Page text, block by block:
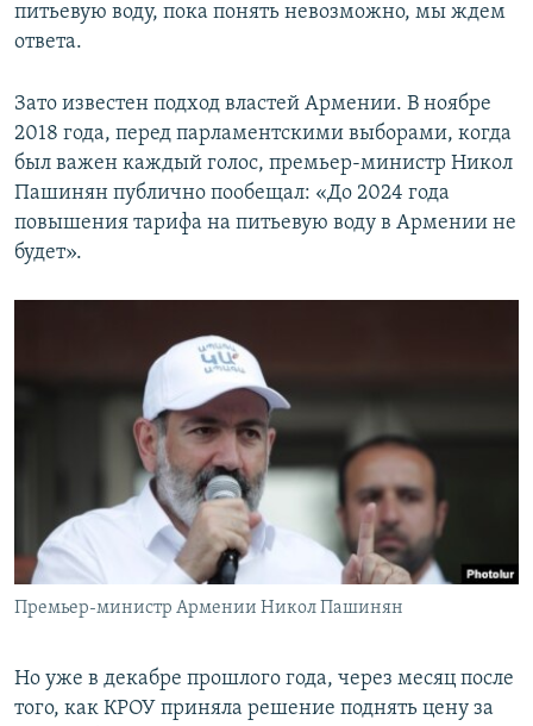
питьевую воду, пока понять невозможно, мы ждем
ответа.
Зато известен подход властей Армении. В ноябре
2018 года, перед парламентскими выборами, когда
был важен каждый голос, премьер-министр Никол
Пашинян публично пообещал: «До 2024 года
повышения тарифа на питьевую воду в Армении не
будет».
Премьер-министр Армении Никол Пашинян
Но уже в декабре прошлого года, через месяц после
того, как КРОУ приняла решение поднять цену за